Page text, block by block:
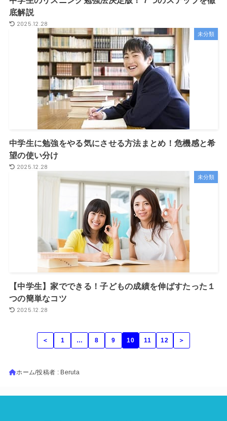
底解説
2025.12.28
未分類
中学生に勉強をやる気にさせる方法まとめ！危機感と希
望の使い分け
2025.12.28
未分類
【中学生】家でできる！子どもの成績を伸ばすたった１
つの簡単なコツ
2025.12.28
＜ 1 … 8 9 10 11 12 ＞
ホーム 投稿者 : Beruta